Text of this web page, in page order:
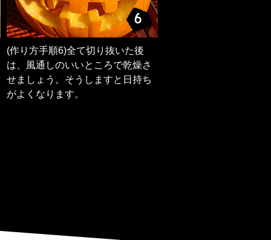
(作り方手順6)全て切り抜いた後
は、風通しのいいところで乾燥さ
せましょう。そうしますと日持ち
がよくなります。